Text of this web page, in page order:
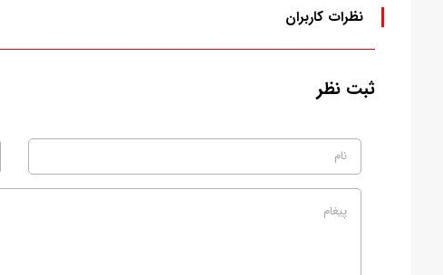
نظرات کاربران
ثبت نظر